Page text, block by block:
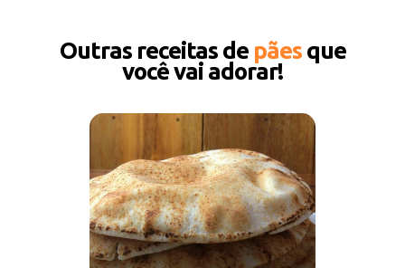
Outras receitas de pãesque
você vai adorar!